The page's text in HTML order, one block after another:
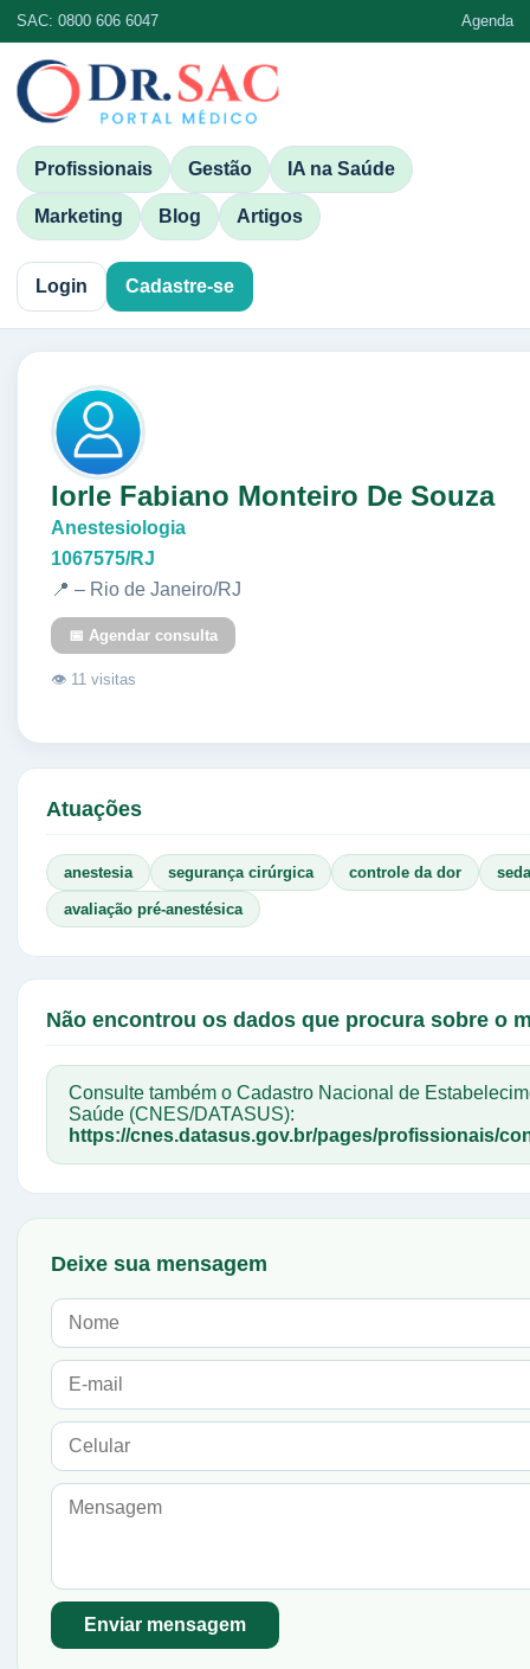
SAC: 0800 606 6047 Agenda
Profissionais Gestão IA na Saúde
Marketing Blog Artigos
Login Cadastre-se
Iorle Fabiano Monteiro De Souza
Anestesiologia
1067575/RJ
📍 – Rio de Janeiro/RJ
📅 Agendar consulta
👁 11 visitas
Atuações
anestesia segurança cirúrgica controle da dor
avaliação pré-anestésica
Não encontrou os dados que procura sobre o
Consulte também o Cadastro Nacional de
Saúde (CNES/DATASUS):
https://cnes.datasus.gov.br/pages/profissionais/
Deixe sua mensagem